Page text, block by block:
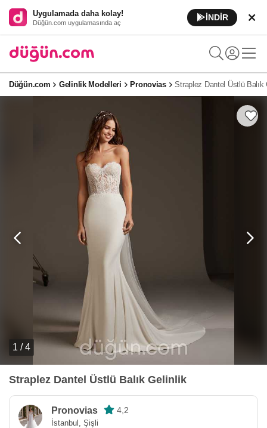
Uygulamada daha kolay!
Düğün.com uygulamasında aç
İNDİR
Düğün.com Gelinlik Modelleri Pronovias Straplez Dantel Üstlü Balık
1 / 4
Straplez Dantel Üstlü Balık Gelinlik
Pronovias 4,2
İstanbul, Şişli